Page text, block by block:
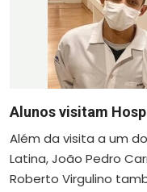
Alunos visitam
Além da visita a um
Latina, João Pedro
Roberto Virgulino